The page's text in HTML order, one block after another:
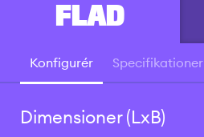
FLAD
Konfigurér
Dimensioner (LxB)
Specifikationer
Vil du vide den
bedste pris?